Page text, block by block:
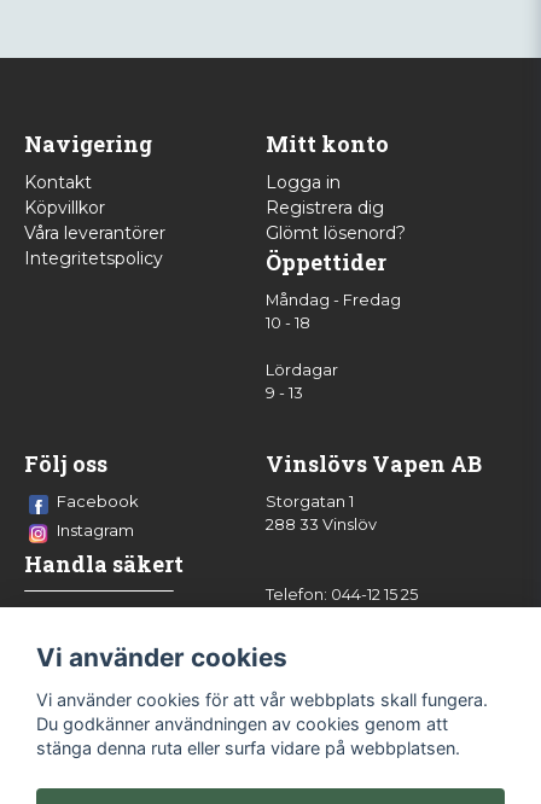
Navigering
Kontakt
Köpvillkor
Våra leverantörer
Integritetspolicy
Mitt konto
Logga in
Registrera dig
Glömt lösenord?
Öppettider
Måndag - Fredag
10 - 18
Lördagar
9 - 13
Följ oss
Facebook
Instagram
Handla säkert
Vinslövs Vapen AB
Storgatan 1
288 33 Vinslöv
Telefon: 044-12 15 25
Vi använder cookies
Vi använder cookies för att vår webbplats skall fungera.
Du godkänner användningen av cookies genom att
stänga denna ruta eller surfa vidare på webbplatsen.